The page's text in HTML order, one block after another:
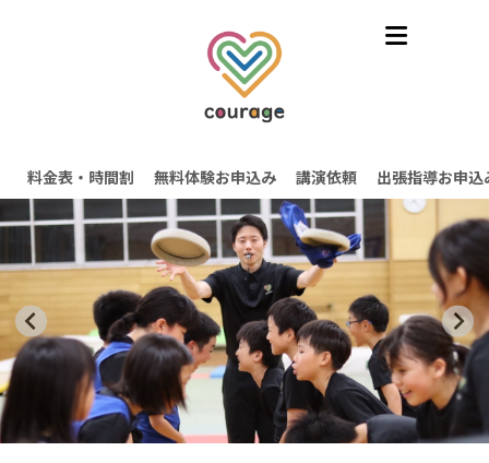
料金表・時間割 無料体験お申込み 講演依頼 出張指導お申込